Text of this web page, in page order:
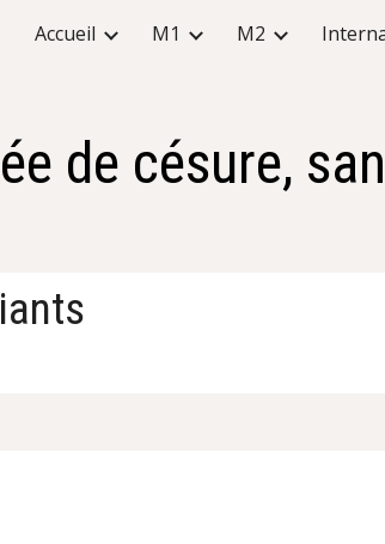
Skip to navigation
Accueil M1 M2
de césure,